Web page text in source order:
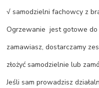
√ samodzielni fachowcy z
Ogrzewanie jest gotowe do
zamawiasz, dostarczamy
złożyć samodzielnie lub
Jeśli sam prowadzisz